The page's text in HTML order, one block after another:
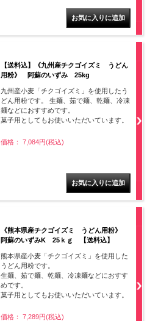
【送料込】《九州産チクゴイズミ うどん
用粉》 阿蘇のいずみ 25kg
九州産小麦「チクゴイズミ」を使用したう
どん用粉です。 生麺、茹で麺、乾麺、冷凍
麺などにおすすめです。
菓子用としてもお使いいただいています。
価格： 7,084円(税込)
《熊本県産チクゴイズミ うどん用粉》
阿蘇のいずみK 25ｋｇ 【送料込】
熊本県産小麦「チクゴイズミ」を使用した
うどん用粉です。
生麺、茹で麺、乾麺、冷凍麺などにおすす
めです。
菓子用としてもお使いいただいています。
価格： 7,289円(税込)